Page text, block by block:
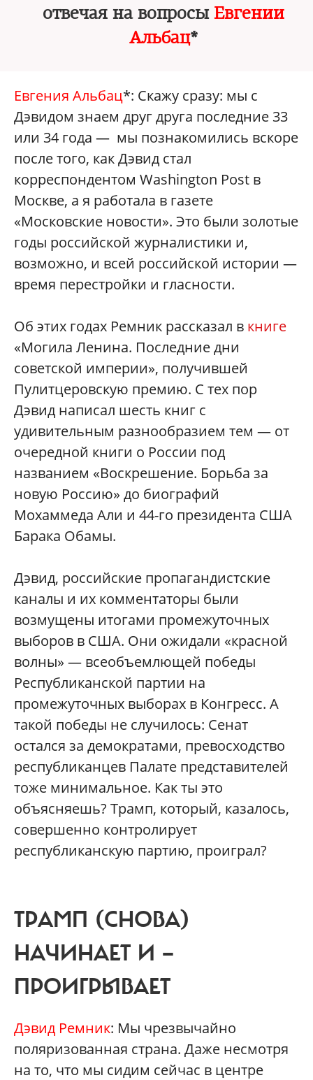
отвечая на вопросы Евгении
Альбац*
Евгения Альбац*: Скажу сразу: мы с
Дэвидом знаем друг друга последние 33
или 34 года — мы познакомились вскоре
после того, как Дэвид стал
корреспондентом Washington Post в
Москве, а я работала в газете
«Московские новости». Это были золотые
годы российской журналистики и,
возможно, и всей российской истории —
время перестройки и гласности.
Об этих годах Ремник рассказал в книге
«Могила Ленина. Последние дни
советской империи», получившей
Пулитцеровскую премию. С тех пор
Дэвид написал шесть книг с
удивительным разнообразием тем — от
очередной книги о России под
названием «Воскрешение. Борьба за
новую Россию» до биографий
Мохаммеда Али и 44-го президента США
Барака Обамы.
Дэвид, российские пропагандистские
каналы и их комментаторы были
возмущены итогами промежуточных
выборов в США. Они ожидали «красной
волны» — всеобъемлющей победы
Республиканской партии на
промежуточных выборах в Конгресс. А
такой победы не случилось: Сенат
остался за демократами, превосходство
республиканцев Палате представителей
тоже минимальное. Как ты это
объясняешь? Трамп, который, казалось,
совершенно контролирует
республиканскую партию, проиграл?
ТРАМП (СНОВА)
НАЧИНАЕТ И —
ПРОИГРЫВАЕТ
Дэвид Ремник: Мы чрезвычайно
поляризованная страна. Даже несмотря
на то, что мы сидим сейчас в центре